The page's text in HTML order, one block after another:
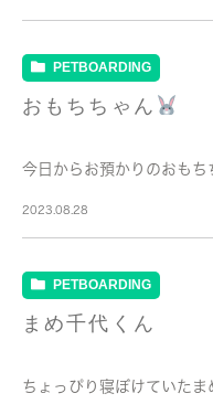
PETBOARDING
おもちちゃん
今日からお預かりのおもち
2023.08.28
PETBOARDING
まめ千代くん
ちょっぴり寝ぼけていたま